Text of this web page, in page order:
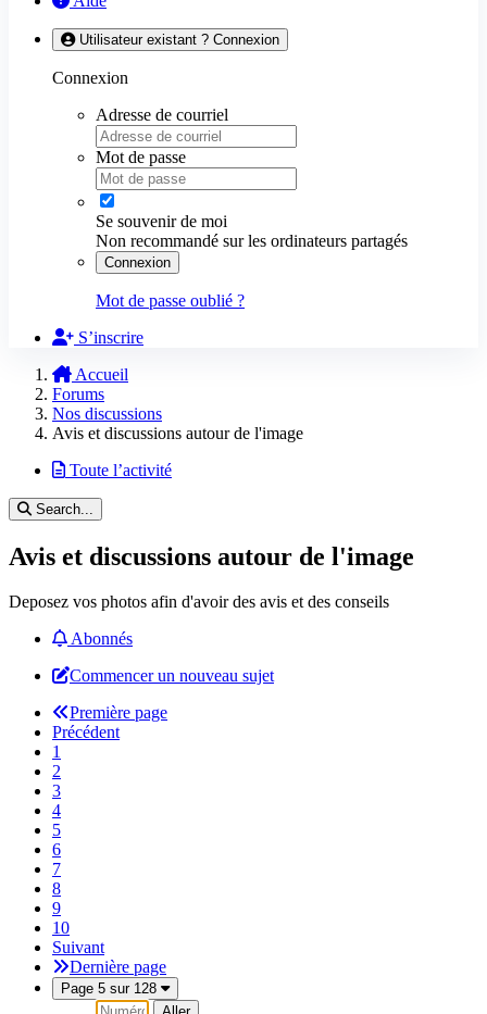
Utilisateur existant ? Connexion
Connexion
Adresse de courriel
Mot de passe
Se souvenir de moi
Non recommandé sur les ordinateurs partagés
Connexion
Mot de passe oublié ?
S’inscrire
Accueil
Forums
Nos discussions
Avis et discussions autour de l'image
Toute l’activité
Search...
Avis et discussions autour de l'image
Deposez vos photos afin d'avoir des avis et des conseils
Abonnés
Commencer un nouveau sujet
Première page
Précédent
1
2
3
4
5
6
7
8
9
10
Suivant
Dernière page
Page 5 sur 128